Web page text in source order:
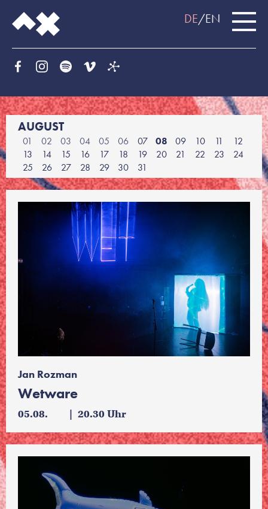
DE EN
AUGUST
01 02 03 04 05 06 07 08 09 10 11
12
13
14 15 16 17 18 19 20 21 22 23
24
25
26 27 28 29 30 31
Jan Rozman
Wetware
05.08. 20.30 Uhr